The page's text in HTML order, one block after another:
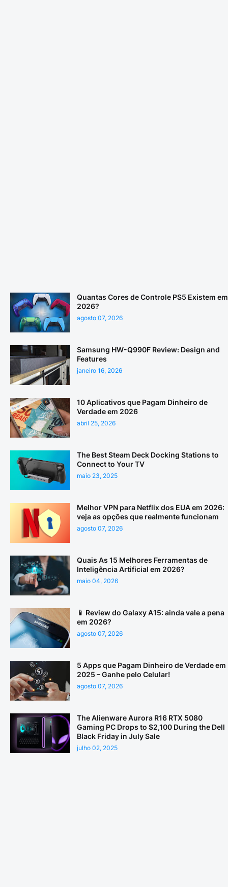
Quantas Cores de Controle PS5 Existem em
2026?
agosto 07, 2026
Samsung HW-Q990F Review: Design and
Features
janeiro 16, 2026
10 Aplicativos que Pagam Dinheiro de
Verdade em 2026
abril 25, 2026
The Best Steam Deck Docking Stations to
Connect to Your TV
maio 23, 2025
Melhor VPN para Netflix dos EUA em 2026:
veja as opções que realmente funcionam
agosto 07, 2026
Quais As 15 Melhores Ferramentas de
Inteligência Artificial em 2026?
maio 04, 2026
📱 Review do Galaxy A15: ainda vale a pena
em 2026?
agosto 07, 2026
5 Apps que Pagam Dinheiro de Verdade em
2025 – Ganhe pelo Celular!
agosto 07, 2026
The Alienware Aurora R16 RTX 5080
Gaming PC Drops to $2,100 During the Dell
Black Friday in July Sale
julho 02, 2025